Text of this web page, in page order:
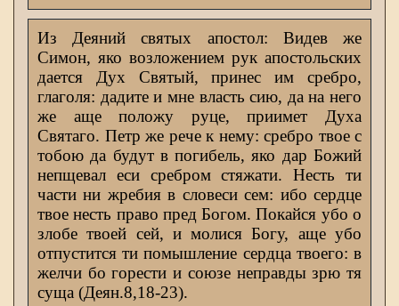
Из Деяний святых апостол: Видев же
Симон, яко возложением рук апостольских
дается Дух Святый, принес им сребро,
глаголя: дадите и мне власть сию, да на него
же аще положу руце, приимет Духа
Святаго. Петр же рече к нему: сребро твое с
тобою да будут в погибель, яко дар Божий
непщевал еси сребром стяжати. Несть ти
части ни жребия в словеси сем: ибо сердце
твое несть право пред Богом. Покайся убо о
злобе твоей сей, и молися Богу, аще убо
отпустится ти помышление сердца твоего: в
желчи бо горести и союзе неправды зрю тя
суща (Деян.8,18-23).